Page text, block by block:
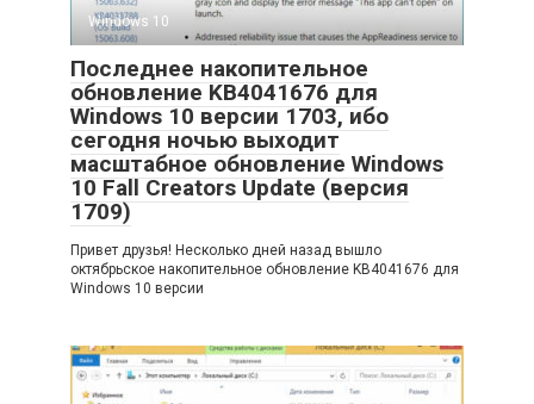
Windows 10
Последнее накопительное
обновление KB4041676 для
Windows 10 версии 1703, ибо
сегодня ночью выходит
масштабное обновление Windows
10 Fall Creators Update (версия
1709)
Привет друзья! Несколько дней назад вышло
октябрьское накопительное обновление KB4041676 для
Windows 10 версии